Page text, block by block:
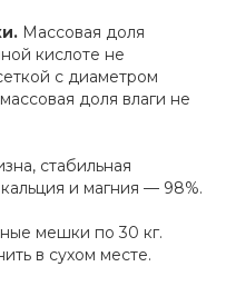
Массовая доля
кислоте не
с диаметром
доля влаги не
стабильная
и магния — 98%.
мешки по 30 кг.
в сухом месте.